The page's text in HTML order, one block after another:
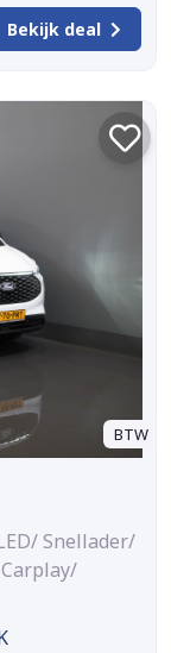
Bekijk deal
BTW
Snellader/